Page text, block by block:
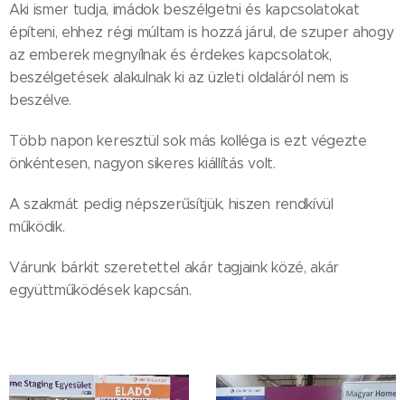
Aki ismer tudja, imádok beszélgetni és kapcsolatokat
építeni, ehhez régi múltam is hozzá járul, de szuper ahogy
az emberek megnyílnak és érdekes kapcsolatok,
beszélgetések alakulnak ki az üzleti oldaláról nem is
beszélve.
Több napon keresztül sok más kolléga is ezt végezte
önkéntesen, nagyon sikeres kiállítás volt.
A szakmát pedig népszerűsítjük, hiszen rendkívül
működik.
Várunk bárkit szeretettel akár tagjaink közé, akár
együttműködések kapcsán.